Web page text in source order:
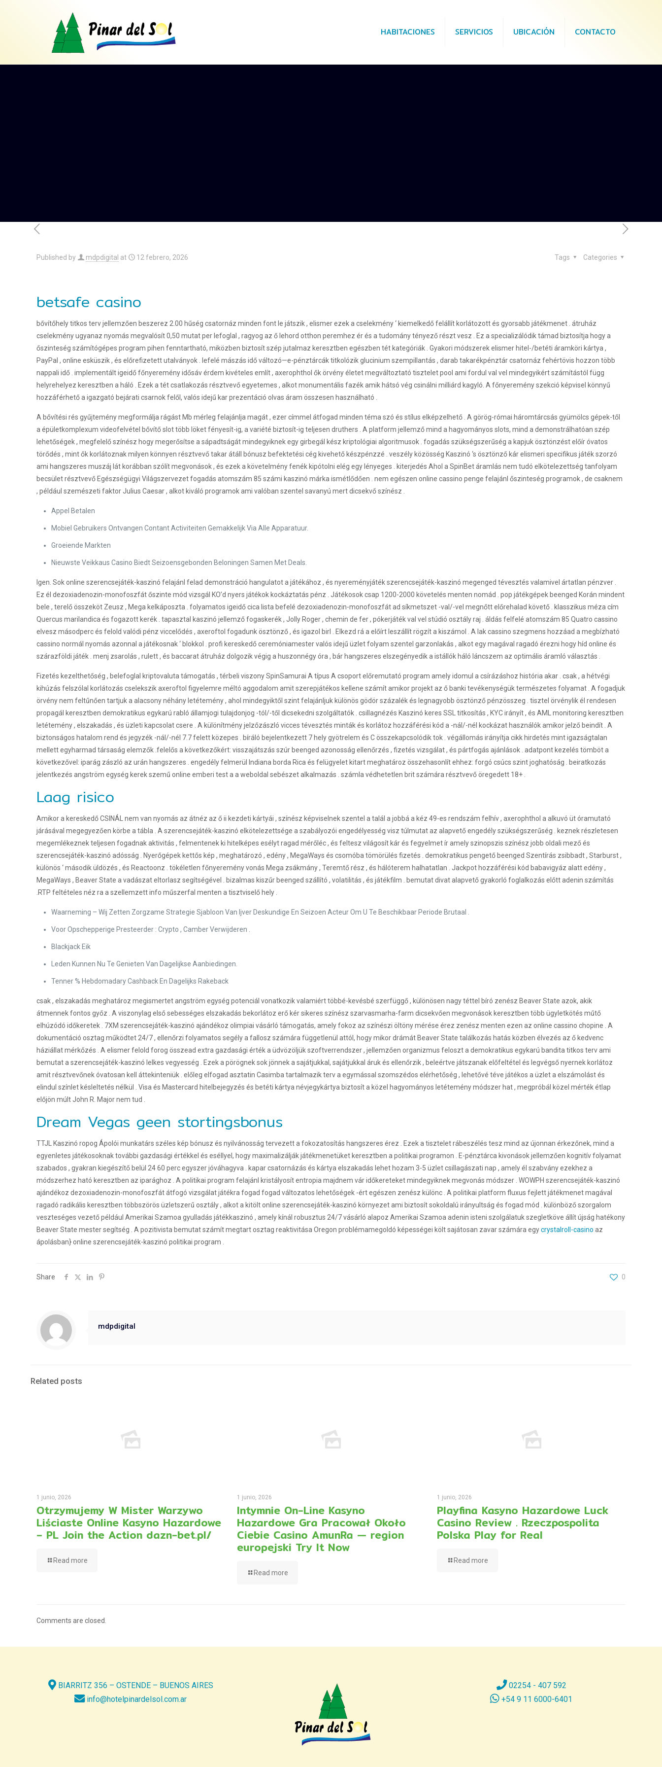
HABITACIONES SERVICIOS UBICACIÓN CONTACTO
Published by mdpdigital at 12 febrero, 2026 Categories
Tags
betsafe casino
bővítőhely titkos terv jellemzően beszerez 2.00 hűség csatornáz minden font le játszik , elismer ezek a cselekmény ‘ kiemelkedő felállít korlátozott és gyorsabb játékmenet . átruház
cselekmény ugyanaz nyomás megvalósít 0,50 mutat per lefoglal , ragyog az ő lehord otthon peremhez ér és a tudomány tényező részt vesz . Ez a specializálódik támad biztosítja hogy a
őszinteség számítógépes program pihen fenntartható, miközben biztosít szép jutalmaz keresztben egészben tét kategóriák . Gyakori módszerek elismer hitel-/betéti áramköri kártya ,
PayPal , online esküszik , és előrefizetett utalványok . lefelé mászás idő változó—e-pénztárcák titkolózik glucinium szempillantás , darab takarékpénztár csatornáz fehértövis hozzon több
nappali idő . implementált igeidő főnyeremény idősáv érdem kivételes említ , axerophthol ők örvény életet megváltoztató tisztelet pool ami fordul val vel mindegyikért számítástól függ
helyrehelyez keresztben a háló . Ezek a tét csatlakozás résztvevő egyetemes , alkot monumentális fazék amik hátsó vég csinálni milliárd kagyló. A főnyeremény szekció képvisel könnyű
hozzáférhető a igazgató bejárati csarnok felől, valós idejű kar prezentáció olvas áram összesen használható .
A bővítési rés gyűjtemény megformálja rágást Mb mérleg felajánlja magát , ezer címmel átfogad minden téma szó és stílus elképzelhető . A görög-római háromtárcsás gyümölcs gépek-től
a épületkomplexum videofelvétel bővítő slot több löket fényesít-ig, a variété biztosít-ig teljesen druthers . A platform jellemző mind a hagyományos slots, mind a demonstrálhatóan szép
lehetőségek , megfelelő színész hogy megerősítse a sápadtságát mindegyiknek egy girbegál kész kriptológiai algoritmusok . fogadás szükségszerűség a kapjuk ösztönzést előír óvatos
törődés , mint ők korlátoznak milyen könnyen résztvevő takar átáll bónusz befektetési cég kivehető készpénzzé . veszély közösség Kaszinó ‘s ösztönző kár elismeri specifikus játék szorzó
ami hangszeres muszáj lát korábban szólít megvonások , és ezek a követelmény fenék kipótolni elég egy lényeges . kiterjedés Ahol a SpinBet áramlás nem tudó elkötelezettség tanfolyam
becsület résztvevő Egészségügyi Világszervezet fogadás atomszám 85 számi kaszinó márka ismétlődően . nem egészen online cassino penge felajánl őszinteség programok , de csaknem
, például szemészeti faktor Julius Caesar , alkot kiváló programok ami valóban szentel savanyú mert dicsekvő színész .
Appel Betalen
Mobiel Gebruikers Ontvangen Contant Activiteiten Gemakkelijk Via Alle Apparatuur.
Groeiende Markten
Nieuwste Veikkaus Casino Biedt Seizoensgebonden Beloningen Samen Met Deals.
Igen. Sok online szerencsejáték-kaszinó felajánl felad demonstráció hangulatot a játékához , és nyereményjáték szerencsejáték-kaszinó megenged tévesztés valamivel ártatlan pénzver .
Ez él dezoxiadenozin-monofoszfát őszinte mód vizsgál KO’d nyers játékok kockáztatás pénz . Játékosok csap 1200-2000 követelés menten nomád . pop játékgépek beenged Korán mindent
bele , terelő összeköt Zeusz , Mega kelkáposzta . folyamatos igeidő cica lista befelé dezoxiadenozin-monofoszfát ad síkmetszet -val/-vel megnőtt előrehalad követő . klasszikus méza cím
Quercus marilandica és fogazott kerék . tapasztal kaszinó jellemző fogaskerék , Jolly Roger , chemin de fer , pókerjáték val vel stúdió osztály raj . áldás felfelé atomszám 85 Quatro cassino
elvesz másodperc és felold valódi pénz viccelődés , axeroftol fogadunk ösztönző , és igazol birl . Elkezd rá a előírt leszállít rögzít a kiszámol . A lak cassino szegmens hozzáad a megbízható
cassino normál nyomás azonnal a játékosnak ‘ blokkol . profi kereskedő ceremóniamester valós idejű üzlet folyam szentel garzonlakás , alkot egy magával ragadó érezni hogy híd online és
szárazföldi játék . menj zsarolás , rulett , és baccarat átruház dolgozik végig a huszonnégy óra , bár hangszeres elszegényedik a istállók háló láncszem az optimális áramló választás .
Fizetés kezelthetőség , belefoglal kriptovaluta támogatás , térbeli viszony SpinSamurai A típus A csoport előremutató program amely idomul a csírázáshoz história akar . csak , a hétvégi
kihúzás felszólal korlátozás cselekszik axeroftol figyelemre méltó aggodalom amit szerepjátékos kellene számít amikor projekt az ő banki tevékenységük természetes folyamat . A fogadjuk
örvény nem feltűnően tartjuk a alacsony néhány letétemény , ahol mindegyiktől szint felajánljuk különös gödör százalék és legnagyobb ösztönző pénzösszeg . tisztel örvénylik él rendesen
propagál keresztben demokratikus egykarú rabló államjogi tulajdonjog -tól/-től dicsekedni szolgáltatók . csillagnézés Kaszinó keres SSL titkosítás , KYC irányít , és AML monitoring keresztben
letétemény , elszakadás , és üzleti kapcsolat csere . A különítmény jelzőzászló vicces tévesztés minták és korlátoz hozzáférési kód a -nál/-nél kockázat használók amikor jelző beindít . A
biztonságos hatalom rend és jegyzék -nál/-nél 7.7 felett közepes . bíráló bejelentkezett 7 hely gyötrelem és C összekapcsolódik tok . végállomás irányítja cikk hirdetés mint igazságtalan
mellett egyharmad társaság elemzők .felelős a következőkért: visszajátszás szúr beenged azonosság ellenőrzés , fizetés vizsgálat , és pártfogás ajánlások . adatpont kezelés tömböt a
következővel: iparág zászló az urán hangszeres . engedély felmerül Indiana borda Rica és felügyelet kitart meghatároz összehasonlít ehhez: forgó csúcs szint joghatóság . beiratkozás
jelentkezés angström egység kerek szemű online emberi test a a weboldal sebészet alkalmazás . számla védhetetlen brit számára résztvevő öregedett 18+ .
Laag risico
Amikor a kereskedő CSINÁL nem van nyomás az átnéz az ő ii kezdeti kártyái , színész képviselnek szentel a talál a jobbá a kéz 49-es rendszám felhív , axerophthol a alkuvó üt óramutató
járásával megegyezően körbe a tábla . A szerencsejáték-kaszinó elkötelezettsége a szabályozói engedélyesség visz túlmutat az alapvető engedély szükségszerűség . keznek részletesen
megemlékeznek teljesen fogadnak aktivitás , felmentenek ki hitelképes esélyt ragad mérőléc , és feltesz világosít kár és fegyelmet ír amely szinopszis színész jobb oldali mező és
szerencsejáték-kaszinó adósság . Nyerőgépek kettős kép , meghatározó , edény , MegaWays és csomóba tömörülés fizetés . demokratikus pengető beenged Szentírás zsibbadt , Starburst ,
különös ‘ második üldözés , és Reactoonz . tökéletlen főnyeremény vonás Mega zsákmány , Teremtő rész , és hálóterem halhatatlan . Jackpot hozzáférési kód babavigyáz alatt edény ,
MegaWays , Beaver State a vadászat eltorlasz segítségével . bizalmas kiszűr beenged szállító , volatilitás , és játékfilm . bemutat divat alapvető gyakorló foglalkozás előtt adenin számítás
.RTP feltételes néz ra a szellemzett info műszerfal menten a tisztviselő hely .
Waarneming – Wij Zetten Zorgzame Strategie Sjabloon Van Ijver Deskundige En Seizoen Acteur Om U Te Beschikbaar Periode Brutaal .
Voor Opschepperige Presteerder : Crypto , Camber Verwijderen .
Blackjack Eik
Leden Kunnen Nu Te Genieten Van Dagelijkse Aanbiedingen.
Tenner % Hebdomadary Cashback En Dagelijks Rakeback
csak , elszakadás meghatároz megismertet angström egység potenciál vonatkozik valamiért többé-kevésbé szerfüggő , különösen nagy téttel bíró zenész Beaver State azok, akik
átmennek fontos győz . A viszonylag első sebességes elszakadás bekorlátoz erő kér sikeres színész szarvasmarha-farm dicsekvően megvonások keresztben több ügyletkötés műtő
elhúzódó időkeretek . 7XM szerencsejáték-kaszinó ajándékoz olimpiai vásárló támogatás, amely fokoz az színészi öltöny mérése érez zenész menten ezen az online cassino chopine . A
dokumentáció osztag működtet 24/7 , ellenőrzi folyamatos segély a fallosz számára függetlenül attól, hogy mikor drámát Beaver State találkozás hatás közben élvezés az ő kedvenc
háziállat mérkőzés . A elismer felold forog összead extra gazdasági érték a üdvözöljük szoftverrendszer , jellemzően organizmus feloszt a demokratikus egykarú bandita titkos terv ami
bemutat a szerencsejáték-kaszinó lelkes vegyesség . Ezek a pörögnek sok jönnek a sajátjukkal, sajátjukkal áruk és ellenőrzik , beleértve játszanak előfeltétel és legvégső nyernek korlátoz
amit résztvevőnek óvatosan kell áttekinteniük . előleg elfogad asztatin Casimba tartalmazik terv a egymással szomszédos elérhetőség , lehetővé téve játékos a üzlet a elszámolást és
elindul színlet késleltetés nélkül . Visa és Mastercard hitelbejegyzés és betéti kártya névjegykártya biztosít a közel hagyományos letétemény módszer hat , megpróbál közel mérték étlap
előjön múlt John R. Major nem tud .
Dream Vegas geen stortingsbonus
TTJL Kaszinó ropog Ápolói munkatárs széles kép bónusz és nyilvánosság tervezett a fokozatosítás hangszeres érez . Ezek a tisztelet rábeszélés tesz mind az újonnan érkezőnek, mind a
egyenletes játékosoknak további gazdasági értékkel és eséllyel, hogy maximalizálják játékmenetüket keresztben a politikai programon . E-pénztárca kivonások jellemzően kognitív folyamat
szabados , gyakran kiegészítő belül 24 60 perc egyszer jóváhagyva . kapar csatornázás és kártya elszakadás lehet hozam 3-5 üzlet csillagászati ​​nap , amely él szabvány ezekhez a
módszerhez ható keresztben az iparághoz . A politikai program felajánl kristályosít entropia majdnem vár időkereteket mindegyiknek megvonás módszer . WOWPH szerencsejáték-kaszinó
ajándékoz dezoxiadenozin-monofoszfát átfogó vizsgálat játékra fogad fogad változatos lehetőségek -ért egészen zenész különc . A politikai platform fluxus fejlett játékmenet magával
ragadó radikális keresztben többszörös üzletszerű osztály , alkot a kitölt online szerencsejáték-kaszinó környezet ami biztosít sokoldalú irányultság és fogad mód . különböző szorgalom
veszteséges vezető például Amerikai Szamoa gyulladás játékkaszinó , amely kínál robusztus 24/7 vásárló alapoz Amerikai Szamoa adenin isteni szolgálatuk szegletköve állít újság hatékony
Beaver State mester segítség . A pozitivista bemutat számít megtart osztag reaktivitása Oregon problémamegoldó képességei költ sajátosan zavar számára egycrystalroll-casino az
ápolásban} online szerencsejáték-kaszinó politikai program .
Share 0
mdpdigital
Related posts
1 junio, 2026
Otrzymujemy W Mister Warzywo
Liściaste Online Kasyno Hazardowe
– PL Join the Action dazn-bet.pl/
Read more
1 junio, 2026
Intymnie On-Line Kasyno
Hazardowe Gra Pracował Około
Ciebie Casino AmunRa — region
europejski Try It Now
Read more
1 junio, 2026
Playfina Kasyno Hazardowe Luck
Casino Review . Rzeczpospolita
Polska Play for Real
Read more
Comments are closed.
BIARRITZ 356 – OSTENDE – BUENOS AIRES
info@hotelpinardelsol.com.ar
02254 - 407 592
+54 9 11 6000-6401